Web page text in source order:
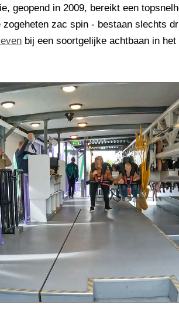
geopend in 2009, bereikt een
zac spin - bestaan slechts
bij een soortgelijke achtbaan in